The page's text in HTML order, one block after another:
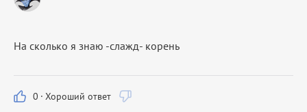
На сколько я знаю -слажд- корень
0 · Хороший ответ